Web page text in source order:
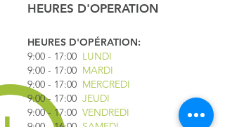
HEURES D'OPERATION
HEURES D'OPÉRATION:
9:00 - 17:00 LUNDI
9:00 - 17:00 MARDI
9:00 - 17:00 MERCREDI
9:00 - 17:00 JEUDI
9:00 - 17:00 VENDREDI